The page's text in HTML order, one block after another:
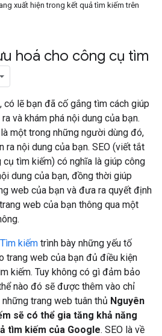
xuất hiện trong kết quả tìm kiếm trên
hoá cho công cụ tìm
có lẽ bạn đã cố gắng tìm cách giúp
và khám phá nội dung của bạn.
một trong những người dùng đó,
ra nội dung của bạn. SEO (viết tắt
tìm kiếm) có nghĩa là giúp công
dung của bạn, đồng thời giúp
web của bạn và đưa ra quyết định
web của bạn thông qua một
kiếm trình bày những yếu tố
trang web của bạn đủ điều kiện
kiếm. Tuy không có gì đảm bảo
nào đó sẽ được thêm vào chỉ
trang web tuân thủ Nguyên
sẽ có thể gia tăng khả năng
tìm kiếm của Google. SEO là về